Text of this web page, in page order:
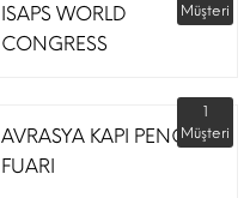
ISAPS WORLD
CONGRESS
Müşteri
AVRASYA KAPI PENCERE
FUARI
1
Müşteri